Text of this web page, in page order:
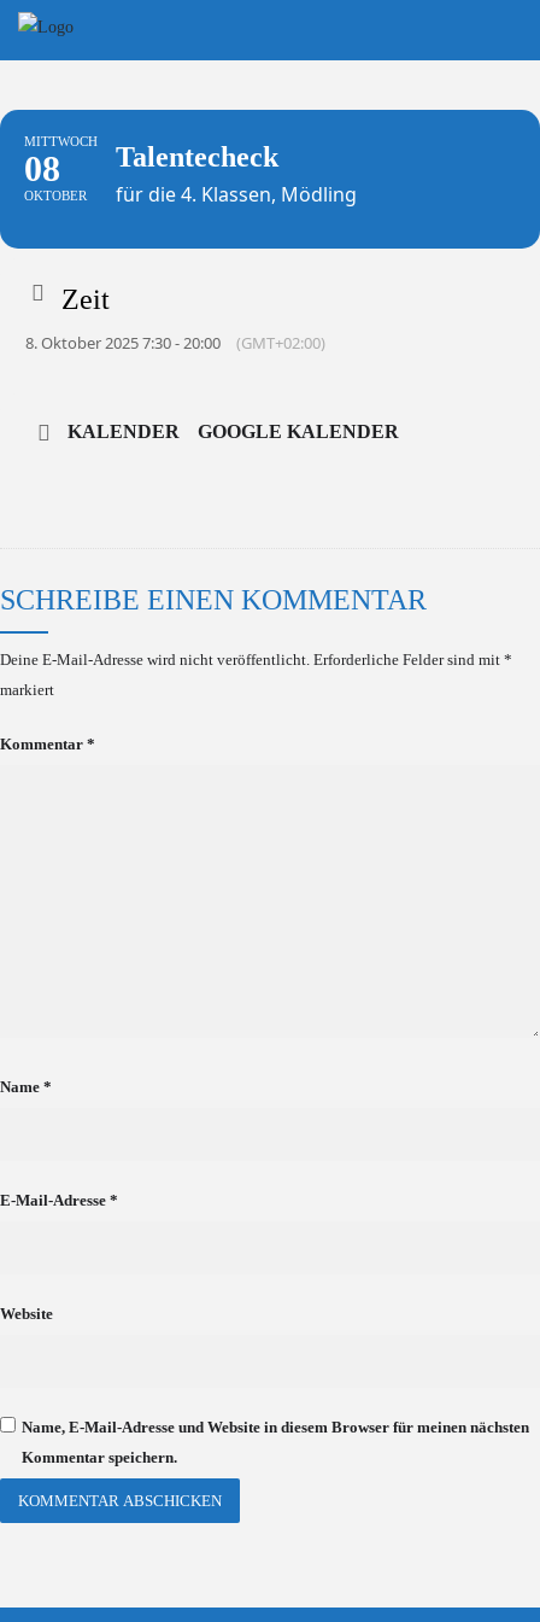
Skip
MITTWOCH
08
OKTOBER
Talentecheck
für die 4. Klassen, Mödling
Zeit
8. Oktober 2025 7:30 - 20:00 (GMT+02:00)
KALENDER GOOGLE KALENDER
SCHREIBE EINEN KOMMENTAR
Deine E-Mail-Adresse wird nicht veröffentlicht. Erforderliche Felder sind mit *
markiert
Kommentar *
Name *
E-Mail-Adresse *
Website
Name, E-Mail-Adresse und Website in diesem Browser für meinen nächsten
Kommentar speichern.